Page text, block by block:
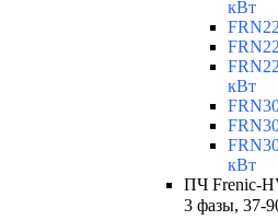
кВт
кВт
кВт
ПЧ Frenic-
3 фазы, 37-